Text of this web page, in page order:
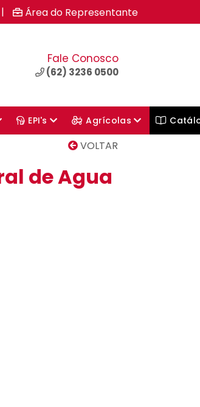
| Área do Representante
Fale Conosco
(62) 3236 0500
EPI's Agrícolas
VOLTAR
de Agua